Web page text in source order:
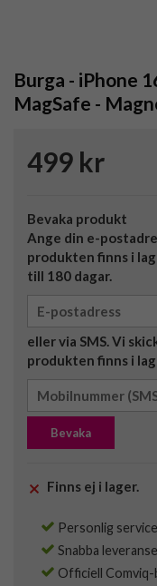
Burga - iPhone
MagSafe -
499 kr
Bevaka produkt
Ange din e-
produkten finns i
till 180 dagar.
eller via SMS. Vi
produkten finns i
Bevaka
Finns ej i lager.
Personlig
Snabba
Officiell